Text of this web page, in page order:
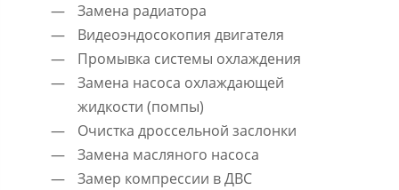
Замена радиатора
Видеоэндосокопия двигателя
Промывка системы охлаждения
Замена насоса охлаждающей
жидкости (помпы)
Очистка дроссельной заслонки
Замена масляного насоса
Замер компрессии в ДВС